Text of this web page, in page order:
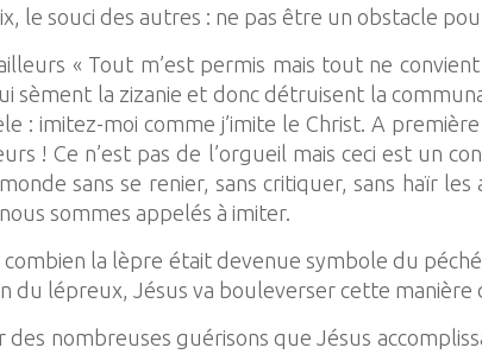
le souci des autres : ne pas être un obstacle
« Tout m’est permis mais tout ne
la zizanie et donc détruisent la
: imitez-moi comme j’imite le Christ. A
! Ce n’est pas de l’orgueil mais ceci est un
sans se renier, sans critiquer, sans haïr
sommes appelés à imiter.
la lèpre était devenue symbole du
du lépreux, Jésus va bouleverser cette manière
nombreuses guérisons que Jésus